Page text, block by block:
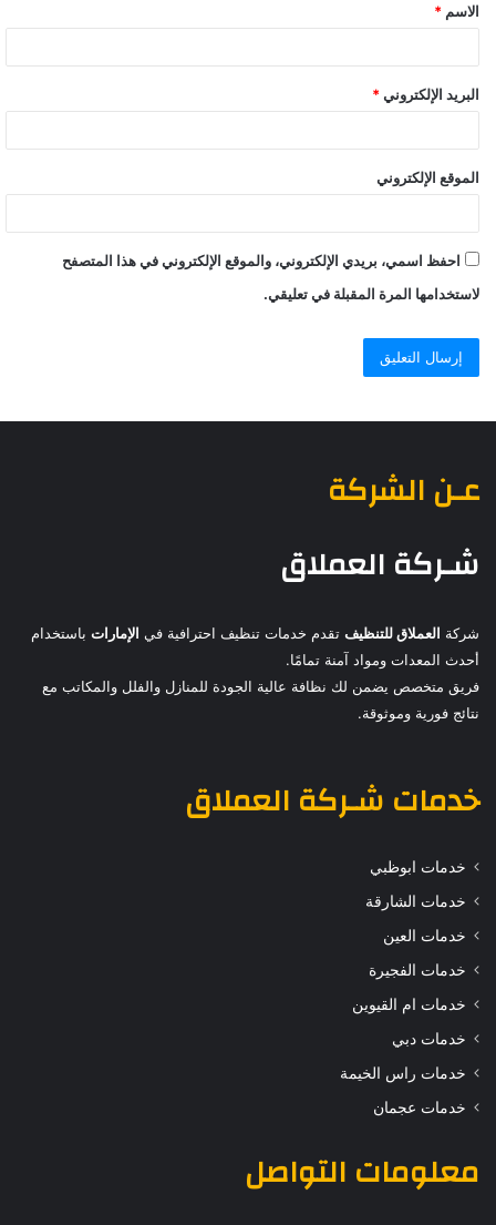
الاسم *
البريد الإلكتروني *
الموقع الإلكتروني
احفظ اسمي، بريدي الإلكتروني، والموقع الإلكتروني في هذا المتصفح
لاستخدامها المرة المقبلة في تعليقي.
عـن الشركة
شـركة العملاق
شركة العملاق للتنظيف تقدم خدمات تنظيف احترافية في الإمارات باستخدام
أحدث المعدات ومواد آمنة تمامًا.
فريق متخصص يضمن لك نظافة عالية الجودة للمنازل والفلل والمكاتب مع
نتائج فورية وموثوقة.
خدمات شـركة العملاق
خدمات ابوظبي
خدمات الشارقة
خدمات العين
خدمات الفجيرة
خدمات ام القيوين
خدمات دبي
خدمات راس الخيمة
خدمات عجمان
معلومات التواصل